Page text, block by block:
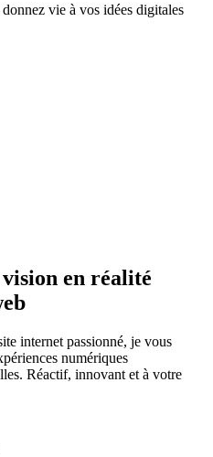
vie à vos idées digitales
vision en réalité
internet passionné, je vous
numériques
Réactif, innovant et à votre